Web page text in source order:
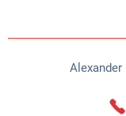
Alexander